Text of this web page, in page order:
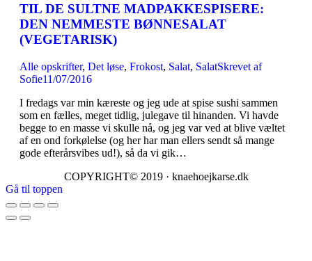
TIL DE SULTNE MADPAKKESPISERE:
DEN NEMMESTE BØNNESALAT
(VEGETARISK)
Alle opskrifter, Det løse, Frokost, Salat, SalatSkrevet af
Sofie11/07/2016
I fredags var min kæreste og jeg ude at spise sushi sammen
som en fælles, meget tidlig, julegave til hinanden. Vi havde
begge to en masse vi skulle nå, og jeg var ved at blive væltet
af en ond forkølelse (og her har man ellers sendt så mange
gode efterårsvibes ud!), så da vi gik…
COPYRIGHT© 2019 · knaehoejkarse.dk
Gå til toppen